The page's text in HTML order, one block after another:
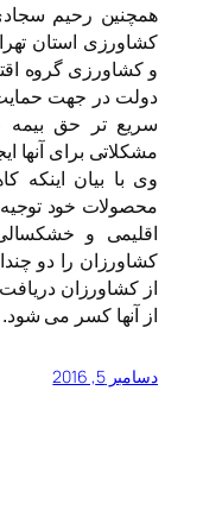
همچنین رحیم
کشاورزی استان
و کشاورزی گروه
دولت در جهت حمایت
سریع تر حق بیمه
مشکلاتی برای آنها
وی با بیان اینکه
محصولات خود توجیه
اقلیمی و
کشاورزان را دو
از کشاورزان
از آنها کسر می شود.
دسامبر 5, 2016